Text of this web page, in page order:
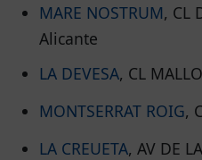
MARE NOSTRUM, CL
Alicante
LA DEVESA, CL
MONTSERRAT ROIG,
LA CREUETA, AV DE